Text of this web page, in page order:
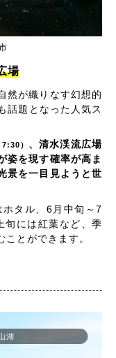
場
然が織りなす幻想的
話題となった人気ス
） 、清水渓流広場
姿を現す確率が高ま
景を一目見ようと世
タル、6月中旬～7
旬には紅葉など、季
とができます。
湖